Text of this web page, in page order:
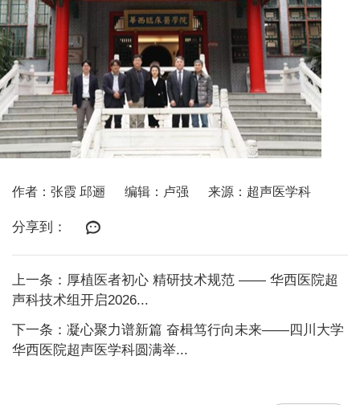
作者：张霞 邱逦 编辑：卢强 来源：超声医学科
分享到：
上一条：厚植医者初心 精研技术规范 —— 华西医院超
声科技术组开启2026...
下一条：凝心聚力谱新篇 奋楫笃行向未来——四川大学
华西医院超声医学科圆满举...